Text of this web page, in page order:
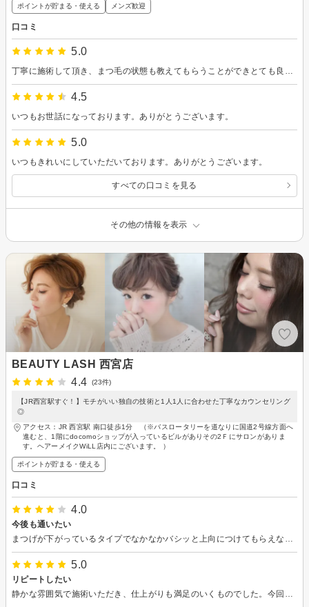
ポイントが貯まる・使える メンズ歓迎
口コミ
5.0
4.5
いつもお世話になっております。ありがとうございます。
5.0
いつもきれいにしていただいております。ありがとうございます。
すべての口コミを見る
その他の情報を表示
BEAUTY LASH 西宮店
4.4
(23件)
【JR西宮駅すぐ！】モチがいい独自の技術と1人1人に合わせた丁寧なカウンセリング
◎
アクセス：JR 西宮駅 南口徒歩1分 （※バスロータリーを道なりに国道2号線方面へ
進むと、1階にdocomoショップが入っているビルがありその2Ｆにサロンがありま
す。ヘアーメイクWiLL店内にございます。 ）
ポイントが貯まる・使える
口コミ
4.0
今後も通いたい
5.0
リピートしたい